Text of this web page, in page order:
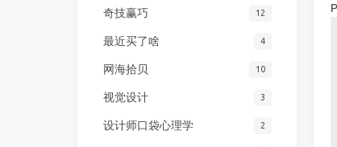
奇技赢巧 12
最近买了啥 4
网海拾贝 10
视觉设计 3
设计师口袋心理学 2